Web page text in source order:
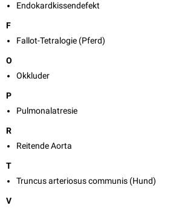
Endokardkissendefekt
F
Fallot-Tetralogie (Pferd)
O
Okkluder
P
Pulmonalatresie
R
Reitende Aorta
T
Truncus arteriosus communis (Hund)
V